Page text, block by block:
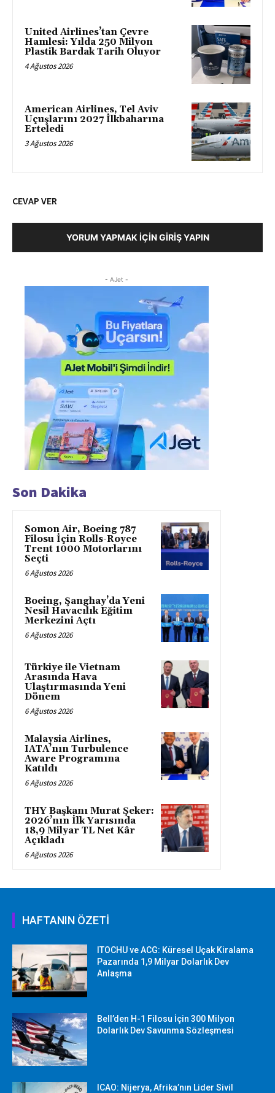
United Airlines’tan Çevre
Hamlesi: Yılda 250 Milyon
Plastik Bardak Tarih Oluyor
4 Ağustos 2026
American Airlines, Tel Aviv
Uçuşlarını 2027 İlkbaharına
Erteledi
3 Ağustos 2026
CEVAP VER
YORUM YAPMAK İÇIN GIRIŞ YAPIN
- AJet -
Son Dakika
Somon Air, Boeing 787
Filosu İçin Rolls-Royce
Trent 1000 Motorlarını
Seçti
6 Ağustos 2026
Boeing, Şanghay’da Yeni
Nesil Havacılık Eğitim
Merkezini Açtı
6 Ağustos 2026
Türkiye ile Vietnam
Arasında Hava
Ulaştırmasında Yeni
Dönem
6 Ağustos 2026
Malaysia Airlines,
IATA’nın Turbulence
Aware Programına
Katıldı
6 Ağustos 2026
THY Başkanı Murat Şeker:
2026’nın İlk Yarısında
18,9 Milyar TL Net Kâr
Açıkladı
6 Ağustos 2026
HAFTANIN ÖZETİ
ITOCHU ve ACG: Küresel Uçak Kiralama
Pazarında 1,9 Milyar Dolarlık Dev
Anlaşma
Bell’den H-1 Filosu İçin 300 Milyon
Dolarlık Dev Savunma Sözleşmesi
ICAO: Nijerya, Afrika’nın Lider Sivil